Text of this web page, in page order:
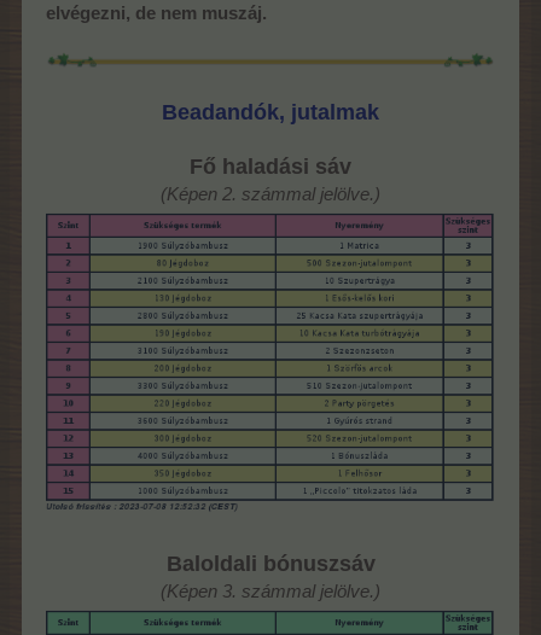
elvégezni, de nem muszáj.
Beadandók, jutalmak
Fő haladási sáv
(Képen 2. számmal jelölve.)
Baloldali bónuszsáv
(Képen 3. számmal jelölve.)